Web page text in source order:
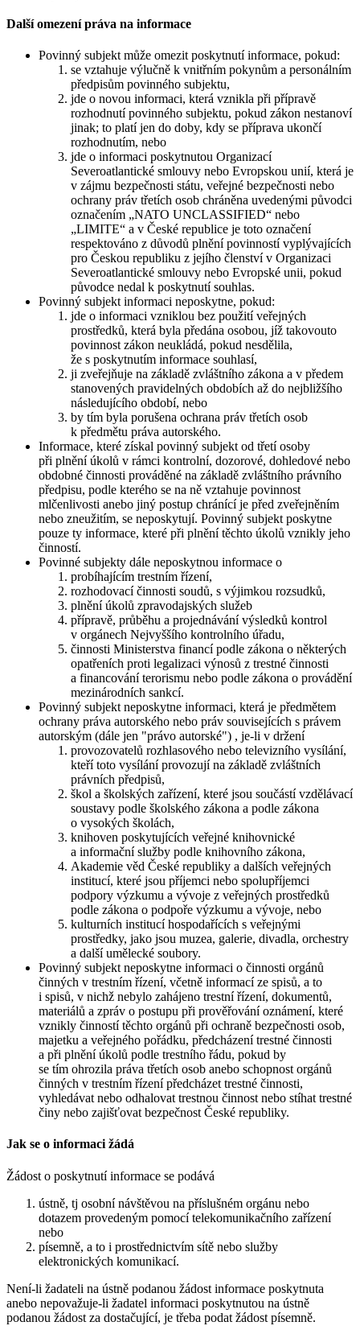
Další omezení práva na informace
Povinný subjekt může omezit poskytnutí informace, pokud:
se vztahuje výlučně k vnitřním pokynům a personálním
předpisům povinného subjektu,
jde o novou informaci, která vznikla při přípravě
rozhodnutí povinného subjektu, pokud zákon nestanoví
jinak; to platí jen do doby, kdy se příprava ukončí
rozhodnutím, nebo
jde o informaci poskytnutou Organizací
Severoatlantické smlouvy nebo Evropskou unií, která je
v zájmu bezpečnosti státu, veřejné bezpečnosti nebo
ochrany práv třetích osob chráněna uvedenými původci
označením „NATO UNCLASSIFIED“ nebo
„LIMITE“ a v České republice je toto označení
respektováno z důvodů plnění povinností vyplývajících
pro Českou republiku z jejího členství v Organizaci
Severoatlantické smlouvy nebo Evropské unii, pokud
původce nedal k poskytnutí souhlas.
Povinný subjekt informaci neposkytne, pokud:
jde o informaci vzniklou bez použití veřejných
prostředků, která byla předána osobou, jíž takovouto
povinnost zákon neukládá, pokud nesdělila,
že s poskytnutím informace souhlasí,
ji zveřejňuje na základě zvláštního zákona a v předem
stanovených pravidelných obdobích až do nejbližšího
následujícího období, nebo
by tím byla porušena ochrana práv třetích osob
k předmětu práva autorského.
Informace, které získal povinný subjekt od třetí osoby
při plnění úkolů v rámci kontrolní, dozorové, dohledové nebo
obdobné činnosti prováděné na základě zvláštního právního
předpisu, podle kterého se na ně vztahuje povinnost
mlčenlivosti anebo jiný postup chránící je před zveřejněním
nebo zneužitím, se neposkytují. Povinný subjekt poskytne
pouze ty informace, které při plnění těchto úkolů vznikly jeho
činností.
Povinné subjekty dále neposkytnou informace o
probíhajícím trestním řízení,
rozhodovací činnosti soudů, s výjimkou rozsudků,
plnění úkolů zpravodajských služeb
přípravě, průběhu a projednávání výsledků kontrol
v orgánech Nejvyššího kontrolního úřadu,
činnosti Ministerstva financí podle zákona o některých
opatřeních proti legalizaci výnosů z trestné činnosti
a financování terorismu nebo podle zákona o provádění
mezinárodních sankcí.
Povinný subjekt neposkytne informaci, která je předmětem
ochrany práva autorského nebo práv souvisejících s právem
autorským (dále jen "právo autorské") , je-li v držení
provozovatelů rozhlasového nebo televizního vysílání,
kteří toto vysílání provozují na základě zvláštních
právních předpisů,
škol a školských zařízení, které jsou součástí vzdělávací
soustavy podle školského zákona a podle zákona
o vysokých školách,
knihoven poskytujících veřejné knihovnické
a informační služby podle knihovního zákona,
Akademie věd České republiky a dalších veřejných
institucí, které jsou příjemci nebo spolupříjemci
podpory výzkumu a vývoje z veřejných prostředků
podle zákona o podpoře výzkumu a vývoje, nebo
kulturních institucí hospodařících s veřejnými
prostředky, jako jsou muzea, galerie, divadla, orchestry
a další umělecké soubory.
Povinný subjekt neposkytne informaci o činnosti orgánů
činných v trestním řízení, včetně informací ze spisů, a to
i spisů, v nichž nebylo zahájeno trestní řízení, dokumentů,
materiálů a zpráv o postupu při prověřování oznámení, které
vznikly činností těchto orgánů při ochraně bezpečnosti osob,
majetku a veřejného pořádku, předcházení trestné činnosti
a při plnění úkolů podle trestního řádu, pokud by
se tím ohrozila práva třetích osob anebo schopnost orgánů
činných v trestním řízení předcházet trestné činnosti,
vyhledávat nebo odhalovat trestnou činnost nebo stíhat trestné
činy nebo zajišťovat bezpečnost České republiky.
Jak se o informaci žádá
Žádost o poskytnutí informace se podává
ústně, tj osobní návštěvou na příslušném orgánu nebo
dotazem provedeným pomocí telekomunikačního zařízení
nebo
písemně, a to i prostřednictvím sítě nebo služby
elektronických komunikací.
Není-li žadateli na ústně podanou žádost informace poskytnuta
anebo nepovažuje-li žadatel informaci poskytnutou na ústně
podanou žádost za dostačující, je třeba podat žádost písemně.